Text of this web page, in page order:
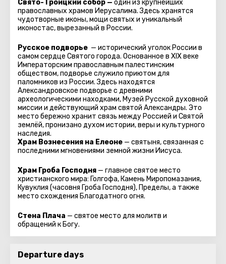
Свято-Троицкий собор — один из крупнейших
православных храмов Иерусалима. Здесь хранятся
чудотворные иконы, мощи святых и уникальный
иконостас, вырезанный в России.
Русское подворье — исторический уголок России в
самом сердце Святого города. Основанное в XIX веке
Императорским православным палестинским
обществом, подворье служило приютом для
паломников из России. Здесь находятся
Александровское подворье с древними
археологическими находками, Музей Русской духовной
миссии и действующий храм святой Александры. Это
место бережно хранит связь между Россией и Святой
землёй, пронизано духом истории, веры и культурного
наследия.
Храм Вознесения на Елеоне — святыня, связанная с
последними мгновениями земной жизни Иисуса.
Храм Гроба Господня — главное святое место
христианского мира: Голгофа, Камень Миропомазания,
Кувуклия (часовня Гроба Господня), Пределы, а также
место схождения Благодатного огня.
Стена Плача — святое место для молитв и
обращений к Богу.
Departure days